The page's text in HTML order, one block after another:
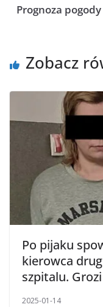
Prognoza
Zobacz
Po pijaku
kierowca
szpitalu.
2025-01-14